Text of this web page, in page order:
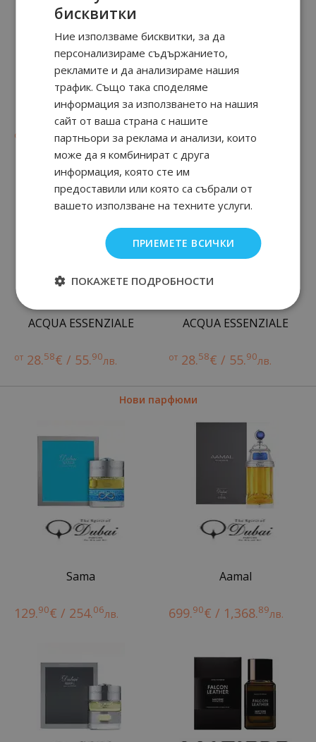
ATTIMO
от 58€ / 55.90лв.
F By Ferragamo BLACK
от 24.49€ / 47.90
ACQUA ESSENZIALE
от 28.58€ / 55.90лв.
ACQUA ESSENZIALE
от 28.58€ / 55.90лв.
Нови парфюми
Sama
129.90€ / 254.06лв.
Aamal
699.90€ / 1,368.89лв.
бисквитки
Ние използваме бисквитки, за да
персонализираме съдържанието,
рекламите и да анализираме нашия
трафик. Също така споделяме
информация за използването на нашия
сайт от ваша страна с нашите
партньори за реклама и анализи, които
може да я комбинират с друга
информация, която сте им
предоставили или която са събрали от
вашето използване на техните услуги.
ПРИЕМЕТЕ ВСИЧКИ
ПОКАЖЕТЕ ПОДРОБНОСТИ